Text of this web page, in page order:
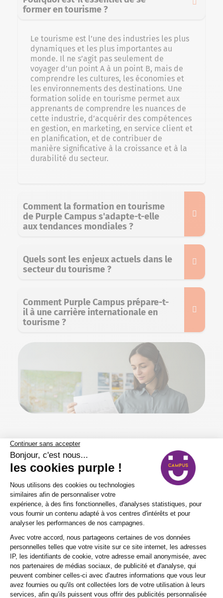
former en tourisme ?
Le tourisme est l’une des industries les plus
dynamiques et les plus importantes au
monde. Il ne s’agit pas seulement de
voyager d’un point A à un point B, mais de
comprendre les cultures, les économies et
les environnements des destinations. Une
formation solide en tourisme permet aux
apprenants de comprendre les nuances de
cette industrie, d’acquérir des compétences
en gestion, en marketing, en service client et
en planification, et de contribuer de
manière significative à la croissance et à la
durabilité du secteur.
Comment la formation en tourisme
de Purple Campus s'adapte-t-elle
aux tendances mondiales ?
Quels sont les enjeux actuels dans le
secteur du tourisme ?
Comment Purple Campus prépare-t-
il à une carrière internationale en
tourisme ?
95,55
des apprenants Purple Campus sont contents de nos
formations en 2023
90,29%
des apprenants Purple Campus recommandent nos
formations en 2023